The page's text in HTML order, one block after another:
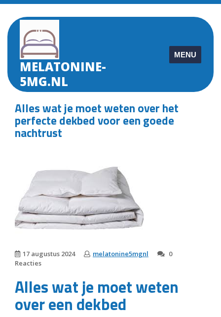
Skip
content
MELATONINE-
5MG.NL
MENU
Alles wat je moet weten over het
perfecte dekbed voor een goede
nachtrust
17 augustus 2024 melatonine5mgnl
0
Reacties
Alles wat je moet weten
over een dekbed